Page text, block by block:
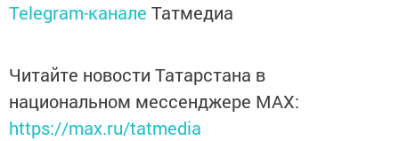
Telegram-канале Татмедиа
Читайте новости Татарстана в
национальном мессенджере MАХ:
https://max.ru/tatmedia